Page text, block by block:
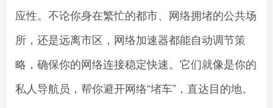
应性。不论你身在繁忙的都市、网络拥堵的公共场
所，还是远离市区，网络加速器都能自动调节策
略，确保你的网络连接稳定快速。它们就像是你的
私人导航员，帮你避开网络“堵车”，直达目的地。